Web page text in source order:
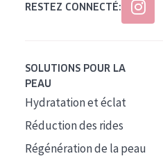
RESTEZ CONNECTÉ:
SOLUTIONS POUR LA
PEAU
Hydratation et éclat
Réduction des rides
Régénération de la peau